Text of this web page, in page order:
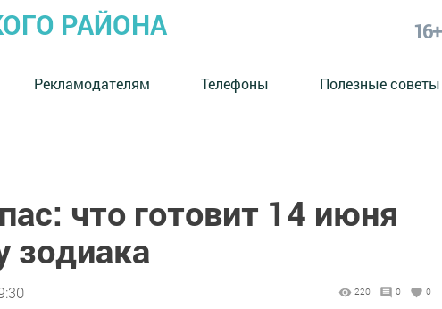
РАЙОНА 16+
Рекламодателям Телефоны Полезные советы
что готовит 14 июня
зодиака
220 0 0